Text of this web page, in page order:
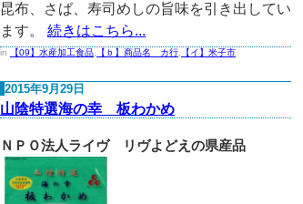
昆布、さば、寿司めしの旨味を引き出してい
ます。 続きはこちら...
in 【09】水産加工食品 【ｂ】商品名 カ行 【イ】米子市
2015年9月29日
山陰特選海の幸 板わかめ
ＮＰＯ法人ライヴ リヴよどえの県産品